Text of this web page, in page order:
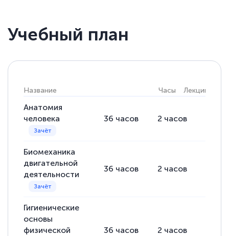
Учебный план
Название Часы Лекции
Анатомия
человека
36 часов 2 часов
Биомеханика
двигательной
деятельности
36 часов 2 часов
Гигиенические
основы
физической
36 часов 2 часов